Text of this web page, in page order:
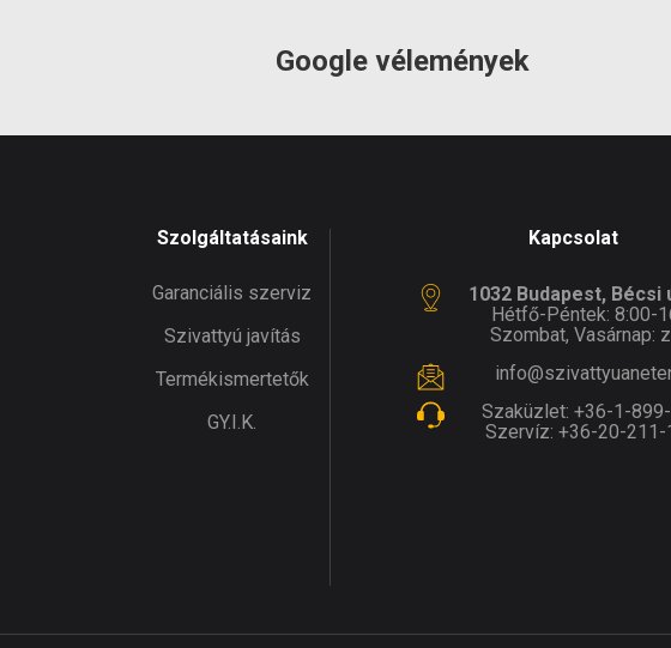
Google vélemények
Szolgáltatásaink
Garanciális szerviz
Szivattyú javítás
Termékismertetők
GY.I.K.
Kapcsolat
1032 Budapest, Bécsi
Hétfő-Péntek: 8:00-
Szombat, Vasárnap:
Szaküzlet: +36-1-
Szervíz: +36-20-211-